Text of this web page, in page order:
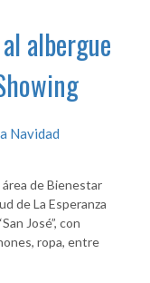
albergue
Navidad
área de Bienestar
de La Esperanza
José”, con
ropa, entre